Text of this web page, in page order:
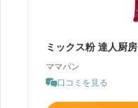
ミックス粉 達人厨
ママパン
口コミを見る